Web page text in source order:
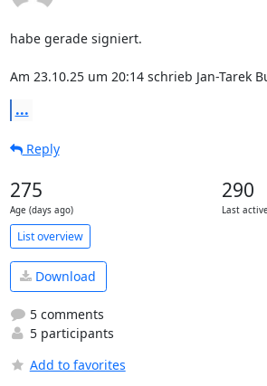
habe gerade signiert.
Am 23.10.25 um 20:14 schrieb Jan-Tarek
...
Reply
275
Age (days ago)
290
Last
List overview
Download
5 comments
5 participants
Add to favorites